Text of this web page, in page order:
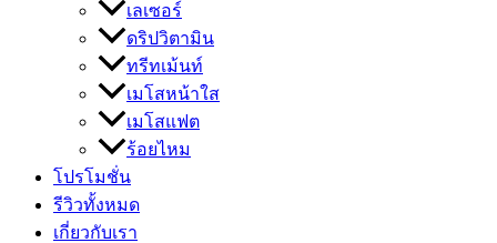
เลเซอร์
ดริปวิตามิน
ทรีทเม้นท์
เมโสหน้าใส
เมโสแฟต
ร้อยไหม
โปรโมชั่น
รีวิวทั้งหมด
เกี่ยวกับเรา